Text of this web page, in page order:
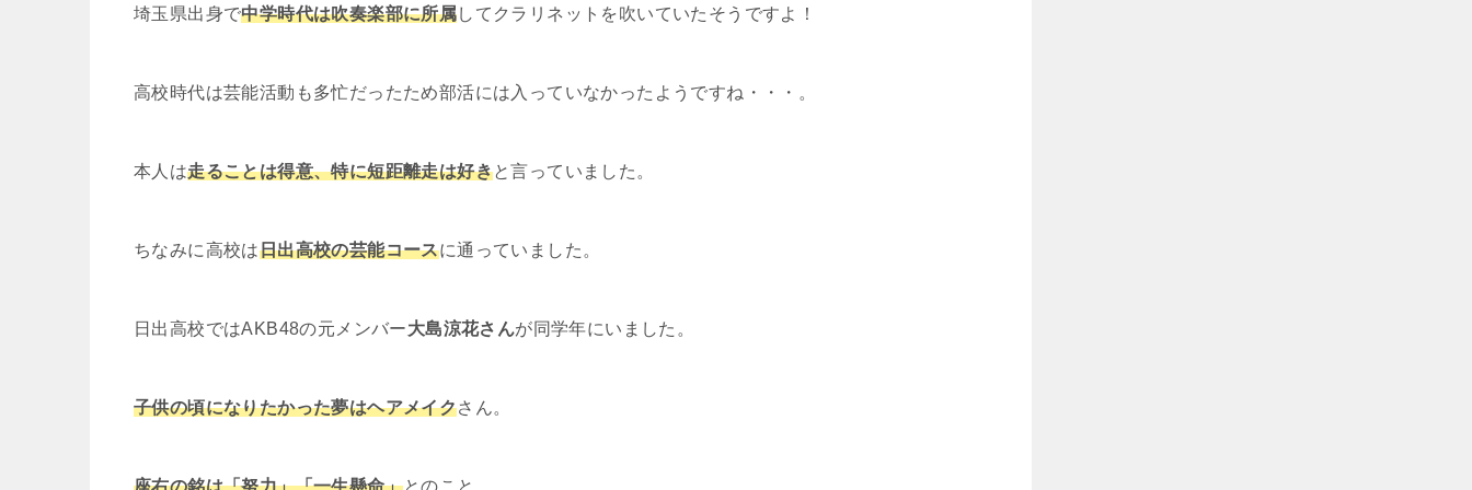
埼玉県出身で中学時代は吹奏楽部に所属してクラリネットを吹いていたそうですよ！
高校時代は芸能活動も多忙だったため部活には入っていなかったようですね・・・。
本人は走ることは得意、特に短距離走は好きと言っていました。
ちなみに高校は日出高校の芸能コースに通っていました。
日出高校ではAKB48の元メンバー大島涼花さんが同学年にいました。
子供の頃になりたかった夢はヘアメイクさん。
座右の銘は「努力」「一生懸命」とのこと。